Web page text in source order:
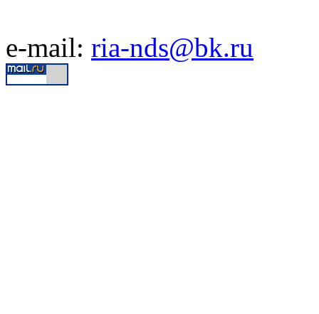
e-mail: ria-nds@bk.ru